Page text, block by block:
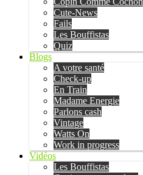
Cute-News
Fails
Les Bouffistas
Quiz
Blogs
A votre santé
Check-up
En Train
Madame Energie
Parlons cash
Vintage
Watts On
Work in progress
Vidéos
Les Bouffistas